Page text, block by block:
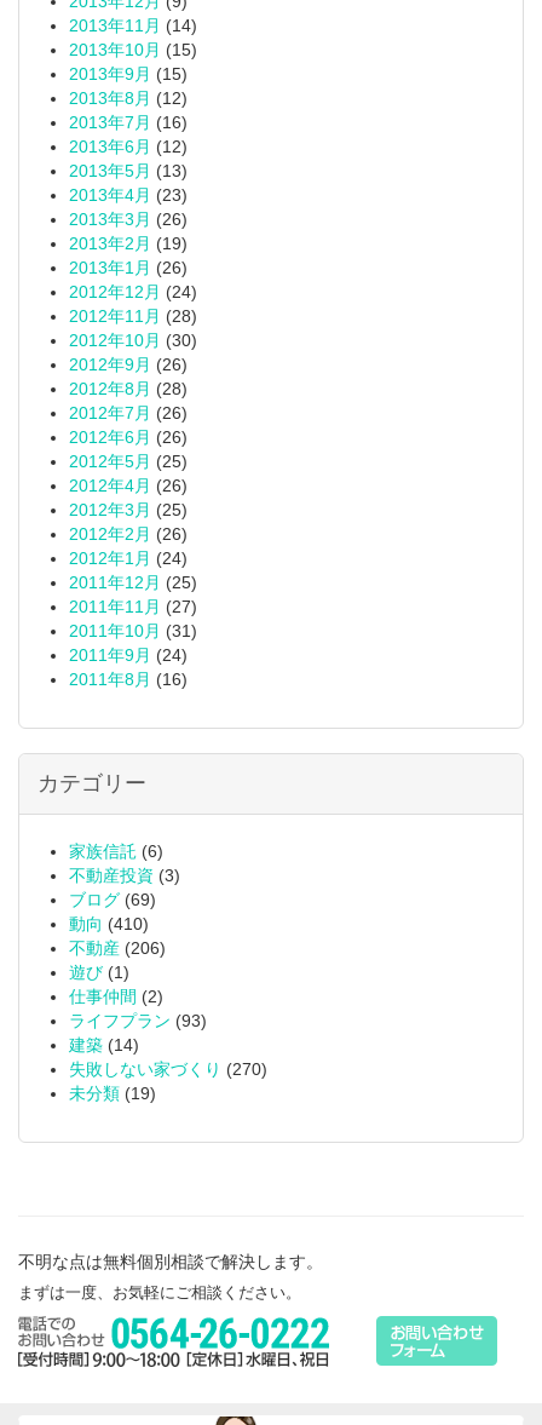
2013年11月 (14)
2013年10月 (15)
2013年9月 (15)
2013年8月 (12)
2013年7月 (16)
2013年6月 (12)
2013年5月 (13)
2013年4月 (23)
2013年3月 (26)
2013年2月 (19)
2013年1月 (26)
2012年12月 (24)
2012年11月 (28)
2012年10月 (30)
2012年9月 (26)
2012年8月 (28)
2012年7月 (26)
2012年6月 (26)
2012年5月 (25)
2012年4月 (26)
2012年3月 (25)
2012年2月 (26)
2012年1月 (24)
2011年12月 (25)
2011年11月 (27)
2011年10月 (31)
2011年9月 (24)
2011年8月 (16)
カテゴリー
家族信託 (6)
不動産投資 (3)
ブログ (69)
動向 (410)
不動産 (206)
遊び (1)
仕事仲間 (2)
ライフプラン (93)
建築 (14)
失敗しない家づくり (270)
未分類 (19)
不明な点は無料個別相談で解決します。
まずは一度、お気軽にご相談ください。